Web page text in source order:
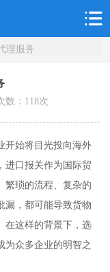
理服务
： 118次
开始将目光投向海外
进口报关作为国际贸
繁琐的流程、复杂的
漏，都可能导致货物
在这样的背景下，选
为众多企业的明智之